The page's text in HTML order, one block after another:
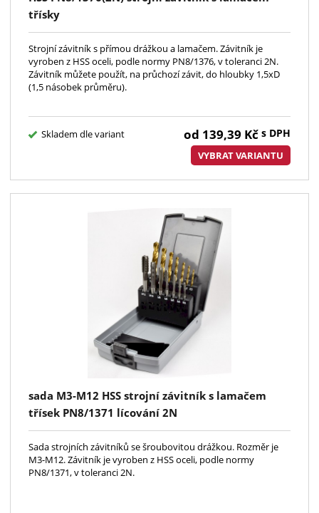
třísky
Strojní závitník s přímou drážkou a lamačem. Závitník je
vyroben z HSS oceli, podle normy PN8/1376, v toleranci 2N.
Závitník můžete použít, na průchozí závit, do hloubky 1,5xD
(1,5 násobek průměru).
Skladem dle variant od 139,39 Kč s DPH
VYBRAT VARIANTU
sada M3-M12 HSS strojní závitník s lamačem
třísek PN8/1371 lícování 2N
Sada strojních závitníků se šroubovitou drážkou. Rozměr je
M3-M12. Závitník je vyroben z HSS oceli, podle normy
PN8/1371, v toleranci 2N.